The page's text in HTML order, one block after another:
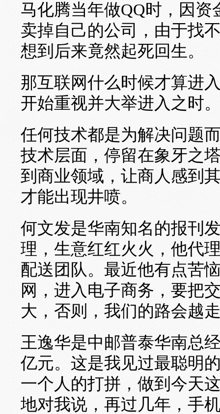
马化腾当年做QQ时，因
卖掉自己的公司，由于找
想到后来竟然起死回生。
那互联网什么时候才算进
开始重视并大举进入之时
任何技术都是为解决问题
技术层面，停留在象牙之
到商业领域，让商人感到
才能出现井喷。
何文发是华南知名的报刊
理，生意红红火火，他代
配送团队。最近他有点苦
网，进入电子商务，要把
大，否则，我们的路会越
王逸华是中邮普泰华南总
亿元。这是我见过最聪明
一个人的打拼，做到今天
地对我说，再过几年，手